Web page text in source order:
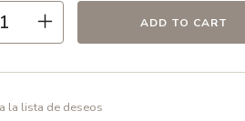
45% algodón
47 cm
lavado en frío ó a 30º max. ,
ADD TO CART
la lista de deseos